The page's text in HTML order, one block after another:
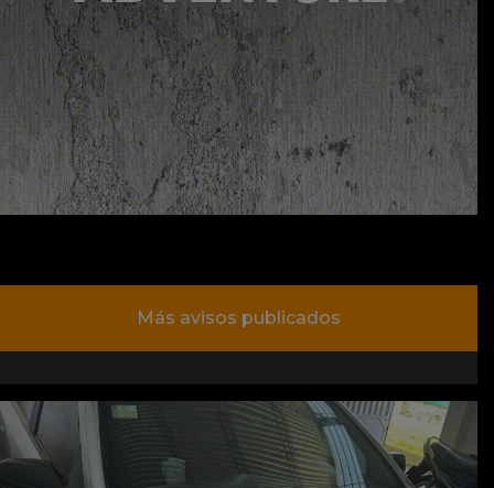
Más avisos publicados